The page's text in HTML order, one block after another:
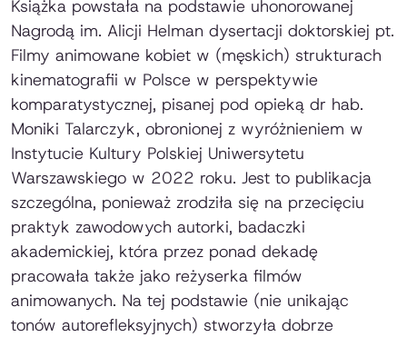
Książka powstała na podstawie uhonorowanej
Nagrodą im. Alicji Helman dysertacji doktorskiej pt.
Filmy animowane kobiet w (męskich) strukturach
kinematografii w Polsce w perspektywie
komparatystycznej, pisanej pod opieką dr hab.
Moniki Talarczyk, obronionej z wyróżnieniem w
Instytucie Kultury Polskiej Uniwersytetu
Warszawskiego w 2022 roku. Jest to publikacja
szczególna, ponieważ zrodziła się na przecięciu
praktyk zawodowych autorki, badaczki
akademickiej, która przez ponad dekadę
pracowała także jako reżyserka filmów
animowanych. Na tej podstawie (nie unikając
tonów autorefleksyjnych) stworzyła dobrze